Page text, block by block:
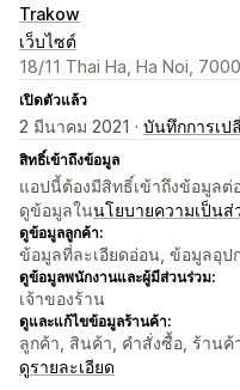
Trakow
เว็บไซต์
18/11 Thai Ha, Ha Noi,
เปิดตัวแล้ว
2 มีนาคม 2021 · บันทึกการเป
สิทธิ์เข้าถึงข้อมูล
แอปนี้ต้องมีสิทธิ์เข้าถึงข้อมูล
ดูข้อมูลในนโยบายความเป็นส่
ดูข้อมูลลูกค้า:
ข้อมูลที่ละเอียดอ่อน, ข้อมูลอุป
ดูข้อมูลพนักงานและผู้มีส่วนร่วม:
เจ้าของร้าน
ดูและแก้ไขข้อมูลร้านค้า:
ลูกค้า, สินค้า, คำสั่งซื้อ, ร้านค้
ดูรายละเอียด